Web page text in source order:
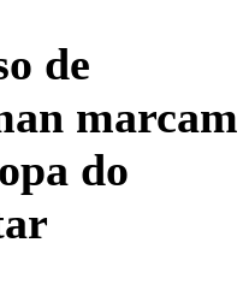
de
marcam
do